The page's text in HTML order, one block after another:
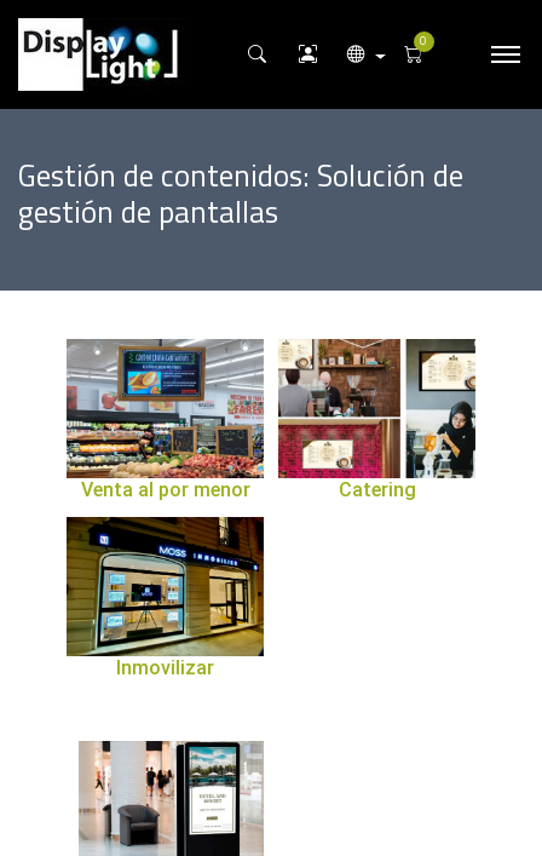
0
Gestión de contenidos: Solución de
gestión de pantallas
Venta al por menor Catering
Inmovilizar